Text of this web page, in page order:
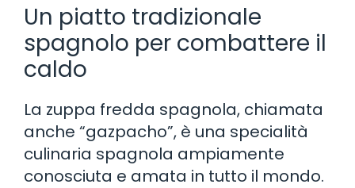
Un piatto tradizionale
spagnolo per combattere il
caldo
La zuppa fredda spagnola, chiamata
anche “gazpacho”, è una specialità
culinaria spagnola ampiamente
conosciuta e amata in tutto il mondo.